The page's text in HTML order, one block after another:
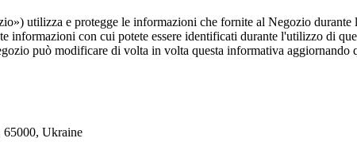
utilizza e protegge le informazioni che fornite al Negozio
con cui potete essere identificati durante l'utilizzo di
può modificare di volta in volta questa informativa aggiornando
65000, Ukraine